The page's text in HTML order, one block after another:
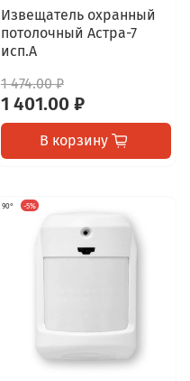
Извещатель охранный
потолочный Астра-7
исп.А
1 474.00 ₽
1 401.00 ₽
В корзину
90° -5%